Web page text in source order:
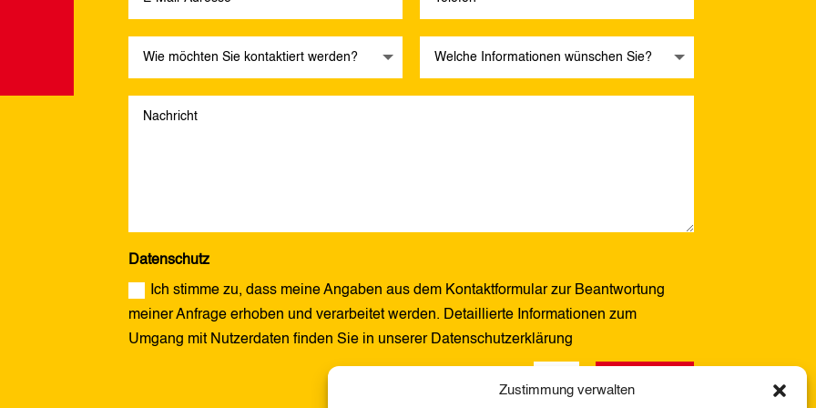
Zustimmung verwalten
Datenschutz
Ich stimme zu, dass meine Angaben aus dem Kontaktformular zur Beantwortung
meiner Anfrage erhoben und verarbeitet werden. Detaillierte Informationen zum
Umgang mit Nutzerdaten finden Sie in unserer Datenschutzerklärung
3 + 2 = Senden